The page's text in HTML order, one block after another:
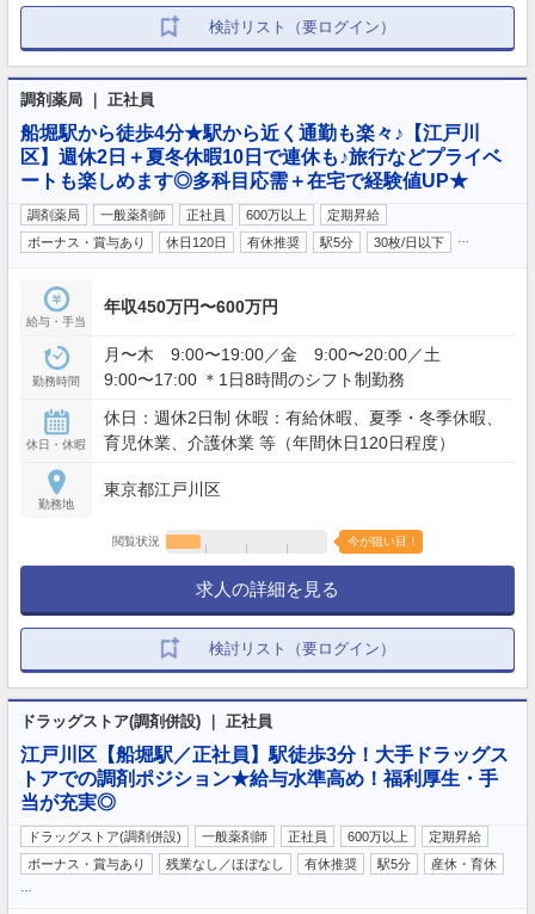
検討リスト（要ログイン）
調剤薬局 ｜ 正社員
船堀駅から徒歩4分★駅から近く通勤も楽々♪【江戸川
区】週休2日＋夏冬休暇10日で連休も♪旅行などプライベ
ートも楽しめます◎多科目応需＋在宅で経験値UP★
調剤薬局 一般薬剤師 正社員 600万以上
定期昇給
ボーナス・賞与あり
休日120日 有休推奨 駅5分 30枚/日以下
給与・手当
年収450万円〜600万円
勤務時間
月〜木 9:00〜19:00／金 9:00〜20:00／土
9:00〜17:00 ＊1日8時間のシフト制勤務
休日・休暇
休日：週休2日制 休暇：有給休暇、夏季・冬季休暇、
育児休業、介護休業 等（年間休日120日程度）
勤務地
東京都江戸川区
閲覧状況 今が狙い目！
求人の詳細を見る
検討リスト（要ログイン）
ドラッグストア(調剤併設) ｜ 正社員
江戸川区【船堀駅／正社員】駅徒歩3分！大手ドラッグス
トアでの調剤ポジション★給与水準高め！福利厚生・手
当が充実◎
ドラッグストア(調剤併設) 一般薬剤師 正社員 600万以上
定期昇給
ボーナス・賞与あり
残業なし／ほぼなし 有休推奨 駅5分 産休・育休